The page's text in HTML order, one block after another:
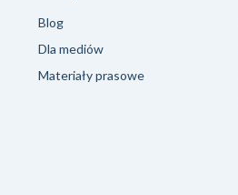
Blog
Dla mediów
Materiały prasowe